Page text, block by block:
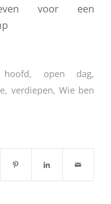
voor een
hoofd, open dag,
, verdiepen, Wie ben